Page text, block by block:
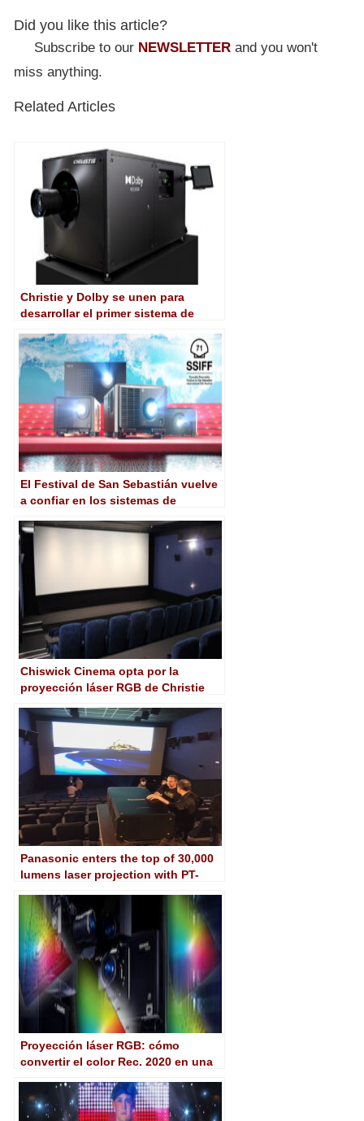
Did you like this article?
Subscribe to our NEWSLETTER and you won't
miss anything.
Related Articles
Christie y Dolby se unen para
desarrollar el primer sistema de
El Festival de San Sebastián vuelve
a confiar en los sistemas de
Chiswick Cinema opta por la
proyección láser RGB de Christie
Panasonic enters the top of 30,000
lumens laser projection with PT-
Proyección láser RGB: cómo
convertir el color Rec. 2020 en una